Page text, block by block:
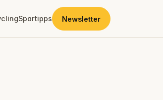
Spartipps Newsletter